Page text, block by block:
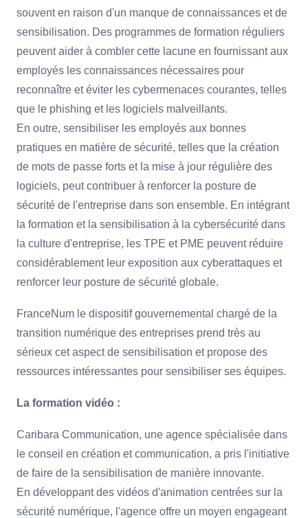
souvent en raison d'un manque de connaissances et de
sensibilisation. Des programmes de formation réguliers
peuvent aider à combler cette lacune en fournissant aux
employés les connaissances nécessaires pour
reconnaître et éviter les cybermenaces courantes, telles
que le phishing et les logiciels malveillants.
En outre, sensibiliser les employés aux bonnes
pratiques en matière de sécurité, telles que la création
de mots de passe forts et la mise à jour régulière des
logiciels, peut contribuer à renforcer la posture de
sécurité de l'entreprise dans son ensemble. En intégrant
la formation et la sensibilisation à la cybersécurité dans
la culture d'entreprise, les TPE et PME peuvent réduire
considérablement leur exposition aux cyberattaques et
renforcer leur posture de sécurité globale.
FranceNum le dispositif gouvernemental chargé de la
transition numérique des entreprises prend très au
sérieux cet aspect de sensibilisation et propose des
ressources intéressantes pour sensibiliser ses équipes.
La formation vidéo :
Caribara Communication, une agence spécialisée dans
le conseil en création et communication, a pris l'initiative
de faire de la sensibilisation de manière innovante.
En développant des vidéos d'animation centrées sur la
sécurité numérique, l'agence offre un moyen engageant